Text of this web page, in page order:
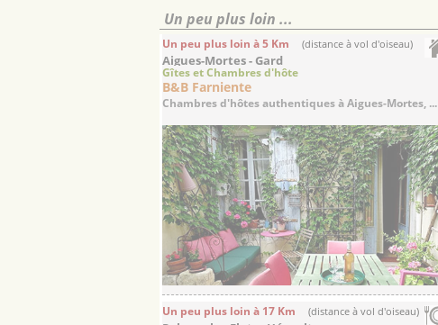
Un peu plus loin ...
Un peu plus loin à 5 Km (distance à vol d'oiseau)
Aigues-Mortes - Gard
Gîtes et Chambres d'hôte
B&B Farniente
Chambres d'hôtes authentiques à Aigues-Mortes, ...
Un peu plus loin à 17 Km (distance à vol d'oiseau)